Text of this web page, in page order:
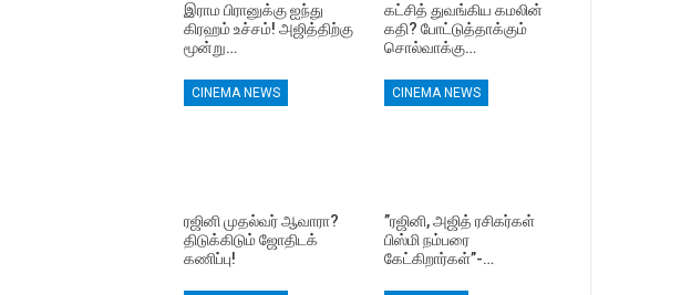
இராம பிரானுக்கு ஐந்து
கிரஹம் உச்சம்! அஜித்திற்கு
மூன்று…
கட்சித் துவங்கிய கமலின்
கதி? போட்டுத்தாக்கும்
சொல்வாக்கு…
CINEMA NEWS
ரஜினி முதல்வர் ஆவாரா?
திடுக்கிடும் ஜோதிடக்
கணிப்பு!
CINEMA NEWS
”ரஜினி, அஜித் ரசிகர்கள்
பிஸ்மி நம்பரை
கேட்கிறார்கள்”-…